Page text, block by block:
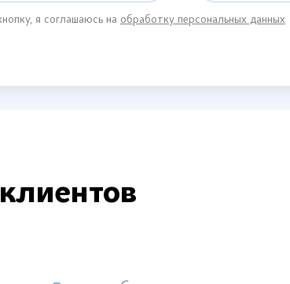
я соглашаюсь на обработку персональных данных